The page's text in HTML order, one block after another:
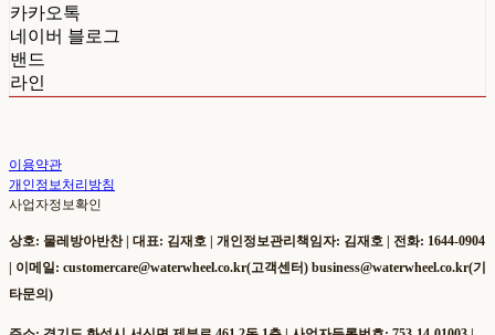
카카오톡
네이버 블로그
밴드
라인
이용약관
개인정보처리방침
사업자정보확인
상호: 물레방아반찬 | 대표: 김재호 | 개인정보관리책임자: 김재호 | 전화: 1644-0904
| 이메일: customercare@waterwheel.co.kr(고객센터) business@waterwheel.co.kr(기
타문의)